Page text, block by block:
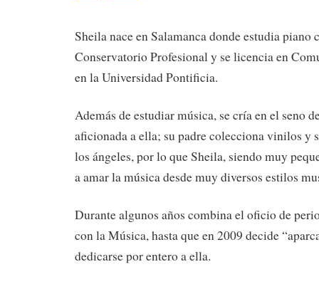
Sheila nace en Salamanca donde estudia piano
Conservatorio Profesional y se licencia en
en la Universidad Pontificia.
Además de estudiar música, se cría en el seno
aficionada a ella; su padre colecciona vinilos y
los ángeles, por lo que Sheila, siendo muy
a amar la música desde muy diversos estilos
Durante algunos años combina el oficio de
con la Música, hasta que en 2009 decide
dedicarse por entero a ella.